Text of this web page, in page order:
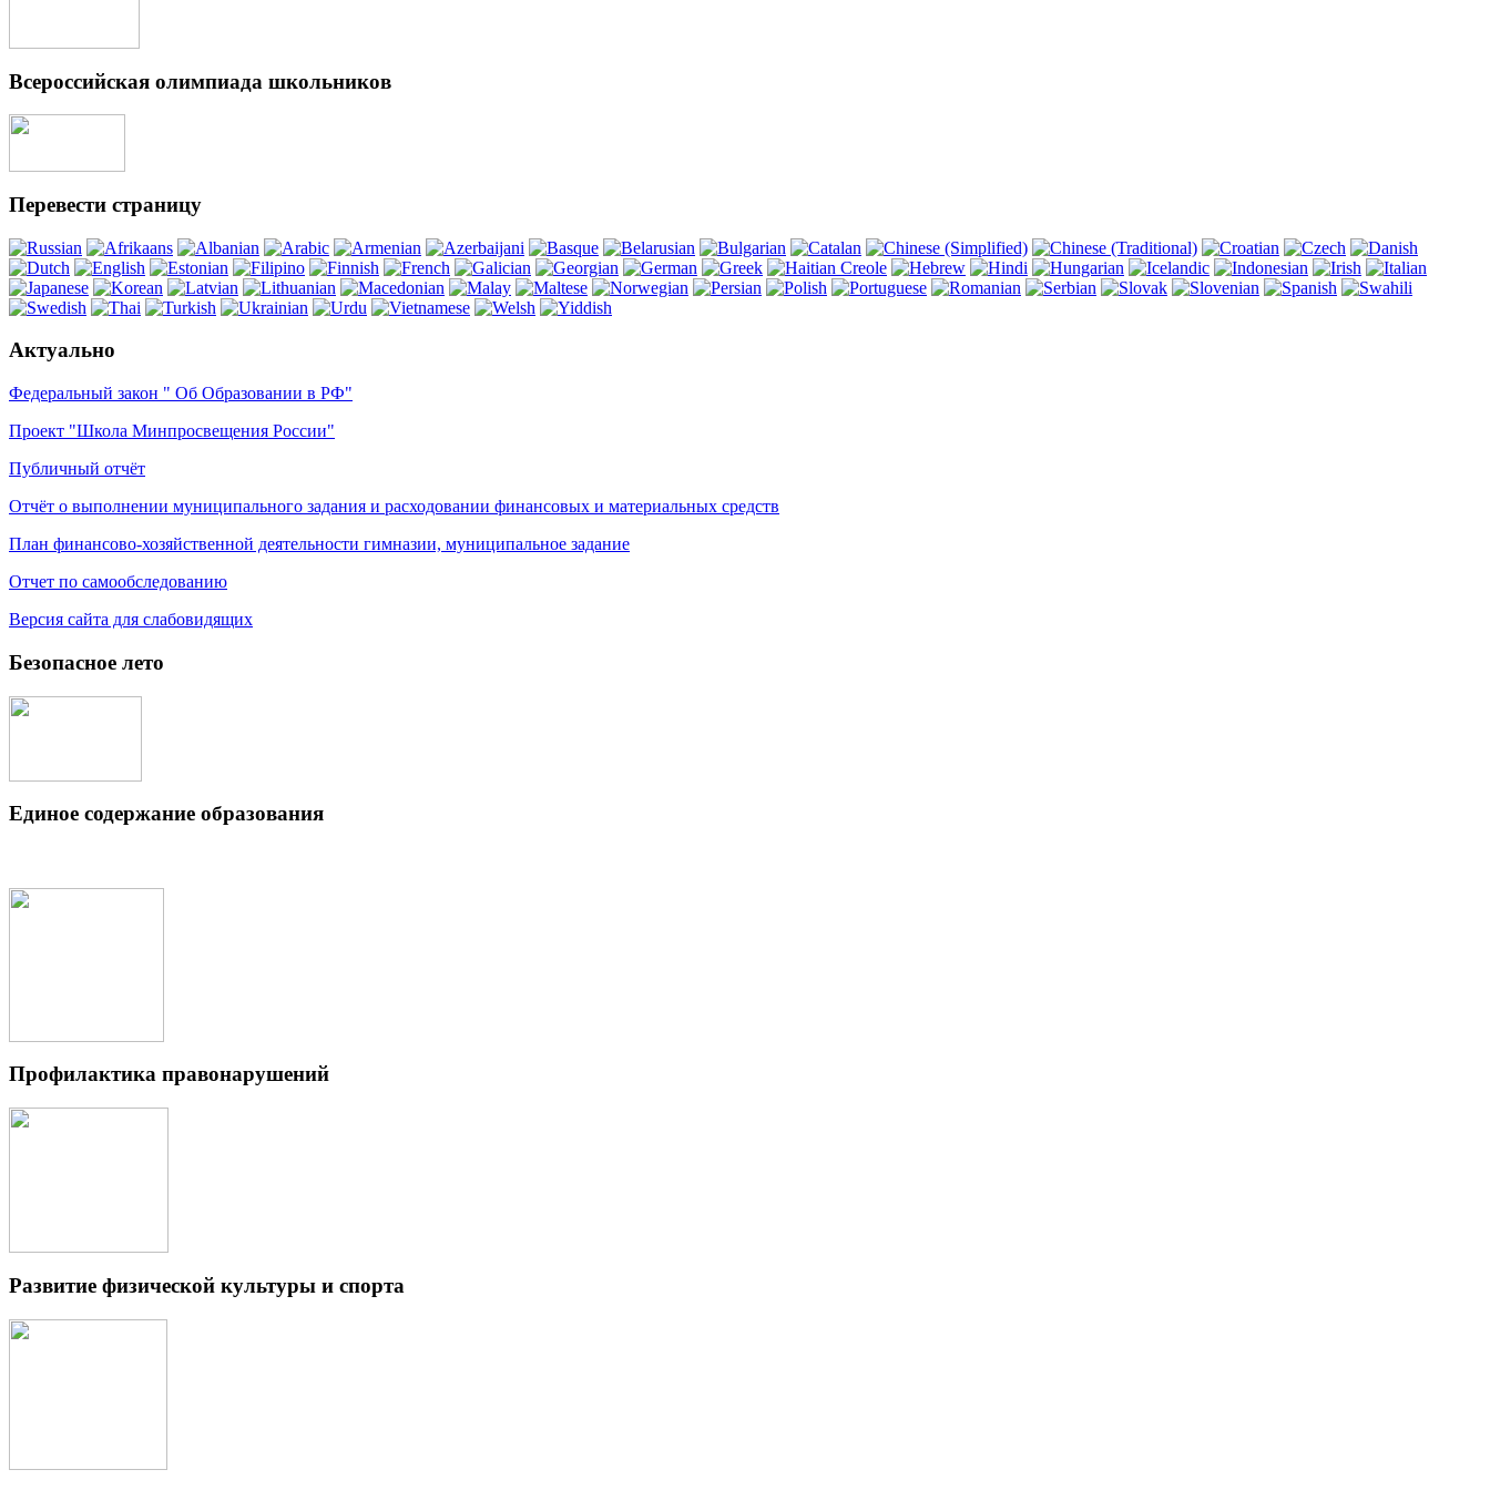
Всероссийская олимпиада школьников
Перевести страницу
Актуально
Федеральный закон " Об Образовании в РФ"
Проект "Школа Минпросвещения России"
Публичный отчёт
Отчёт о выполнении муниципального задания и расходовании финансовых и материальных средств
План финансово-хозяйственной деятельности гимназии, муниципальное задание
Отчет по самообследованию
Версия сайта для слабовидящих
Безопасное лето
Единое содержание образования
Профилактика правонарушений
Развитие физической культуры и спорта